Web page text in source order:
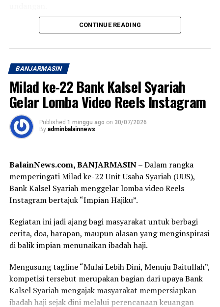
bersamaan untuk melanjutkan pimpinan rapat tersebut
Sekretaris Komisi II Hani Jahrian.
Rapat Komisi II dengan mitra terkait itu membahas
Rencana Anggaran Pendapatan dan Belanja Daerah
(RAPBD) Kalsel Tahun 2027. [adv]
Post Views: 31
Sebarkan
0
Momen semakin khidmat ketika bendera turnamen
anak-anak ke arena stadion sebagai simbol harapan
lahirnya generasi muda yang mencintai olahraga,
khususnya sepak bola.
Kedatangan Gubernur H. Muhidin disambut Pangdam
XXII/Tambun Bungai Mayjen TNI Zainal Arifin bersama
jajaran Forum Koordinasi Pimpinan Daerah
(Forkopimda) Kalimantan Selatan, di antaranya Ketua
Provinsi Kalimantan Selatan, Bupati Hulu Sungai
Tengah, serta jajaran TNI, Polri, dan pemerintah daerah.
Dalam sambutannya, Gubernur H. Muhidin mengajak
memperkuat persaudaraan sekaligus membangun
prestasi sepak bola Banua.
baik, lancar, serta mendapat bimbingan dan petunjuk
dari Allah SWT. Atas nama Pemerintah Provinsi
Kalimantan Selatan, saya menyampaikan apresiasi
kepada Pangdam XXII/Tambun Bungai beserta seluruh
CONTINUE READING
BANJARMASIN
Milad ke-22 Bank Kalsel Syariah
Gelar Lomba Video Reels Instagram
Published 1 minggu ago on 30/07/2026
By adminbalainnews
BalainNews.com, BANJARMASIN– Dalam rangka
memperingati Milad ke-22 Unit Usaha Syariah (UUS),
Bank Kalsel Syariah menggelar lomba video Reels
Instagram bertajuk “Impian Hajiku”.
Kegiatan ini jadi ajang bagi masyarakat untuk berbagi
cerita, doa, harapan, maupun alasan yang menginspirasi
di balik impian menunaikan ibadah haji.
Mengusung tagline “Mulai Lebih Dini, Menuju Baitullah”,
kompetisi tersebut merupakan bagian dari upaya Bank
Kalsel Syariah mengajak masyarakat mempersiapkan
ibadah haji sejak dini melalui perencanaan keuangan